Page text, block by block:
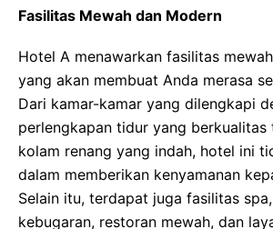
Fasilitas Mewah dan Modern
Hotel A menawarkan fasilitas
yang akan membuat Anda merasa
Dari kamar-kamar yang dilengkapi
perlengkapan tidur yang berkualitas
kolam renang yang indah, hotel ini
dalam memberikan kenyamanan
Selain itu, terdapat juga fasilitas
kebugaran, restoran mewah, dan